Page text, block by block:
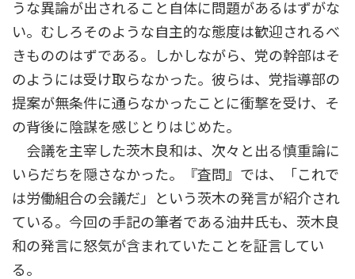
うな異論が出されること自体に問題があるはずがな
い。むしろそのような自主的な態度は歓迎されるべ
きもののはずである。しかしながら、党の幹部はそ
のようには受け取らなかった。彼らは、党指導部の
提案が無条件に通らなかったことに衝撃を受け、そ
の背後に陰謀を感じとりはじめた。
会議を主宰した茨木良和は、次々と出る慎重論に
いらだちを隠さなかった。『査問』では、「これで
は労働組合の会議だ」という茨木の発言が紹介され
ている。今回の手記の筆者である油井氏も、茨木良
和の発言に怒気が含まれていたことを証言してい
る。